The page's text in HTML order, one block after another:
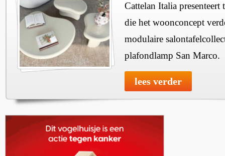
Cattelan Italia
die het woonconcept
modulaire
plafondlamp San Marco.
lees verder